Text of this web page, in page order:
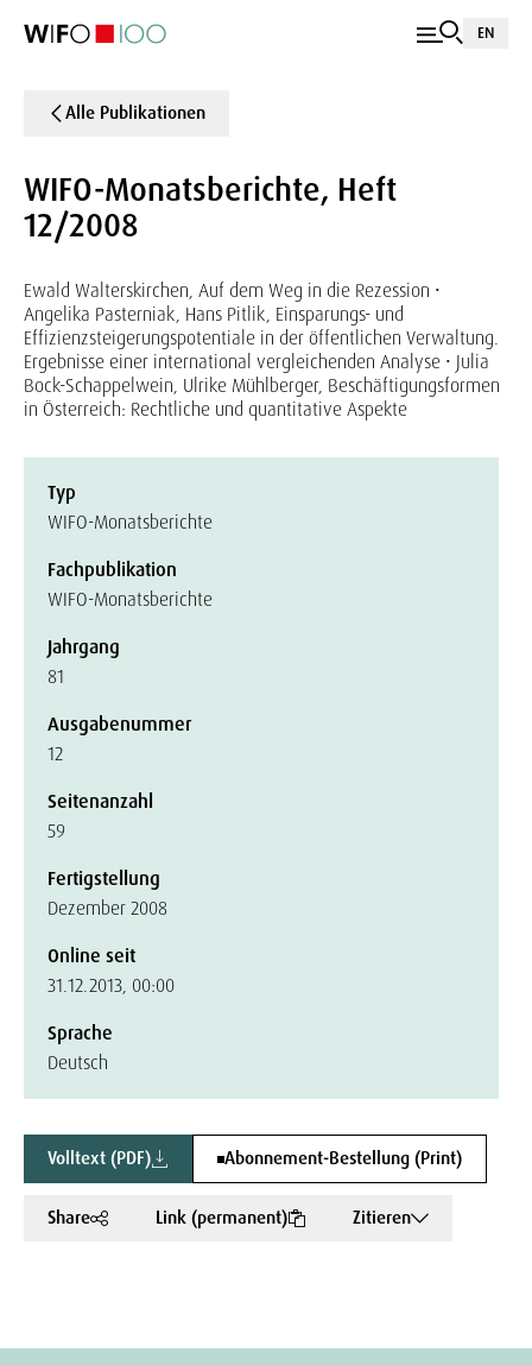
EN
Alle Publikationen
WIFO-Monatsberichte, Heft
12/2008
Ewald Walterskirchen, Auf dem Weg in die Rezession •
Angelika Pasterniak, Hans Pitlik, Einsparungs- und
Effizienzsteigerungspotentiale in der öffentlichen Verwaltung.
Ergebnisse einer international vergleichenden Analyse • Julia
Bock-Schappelwein, Ulrike Mühlberger, Beschäftigungsformen
in Österreich: Rechtliche und quantitative Aspekte
Typ
WIFO-Monatsberichte
Fachpublikation
WIFO-Monatsberichte
Jahrgang
81
Ausgabenummer
12
Seitenanzahl
59
Fertigstellung
Dezember 2008
Online seit
31.12.2013, 00:00
Sprache
Deutsch
Volltext (PDF) Abonnement-Bestellung (Print)
Share Link (permanent) Zitieren